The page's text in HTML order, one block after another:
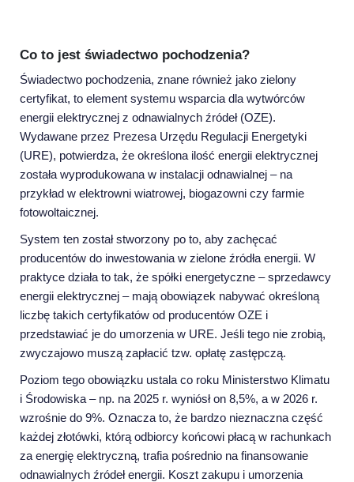
Co to jest świadectwo pochodzenia?
Świadectwo pochodzenia, znane również jako zielony
certyfikat, to element systemu wsparcia dla wytwórców
energii elektrycznej z odnawialnych źródeł (OZE).
Wydawane przez Prezesa Urzędu Regulacji Energetyki
(URE), potwierdza, że określona ilość energii elektrycznej
została wyprodukowana w instalacji odnawialnej – na
przykład w elektrowni wiatrowej, biogazowni czy farmie
fotowoltaicznej.
System ten został stworzony po to, aby zachęcać
producentów do inwestowania w zielone źródła energii. W
praktyce działa to tak, że spółki energetyczne – sprzedawcy
energii elektrycznej – mają obowiązek nabywać określoną
liczbę takich certyfikatów od producentów OZE i
przedstawiać je do umorzenia w URE. Jeśli tego nie zrobią,
zwyczajowo muszą zapłacić tzw. opłatę zastępczą.
Poziom tego obowiązku ustala co roku Ministerstwo Klimatu
i Środowiska – np. na 2025 r. wyniósł on 8,5%, a w 2026 r.
wzrośnie do 9%. Oznacza to, że bardzo nieznaczna część
każdej złotówki, którą odbiorcy końcowi płacą w rachunkach
za energię elektryczną, trafia pośrednio na finansowanie
odnawialnych źródeł energii. Koszt zakupu i umorzenia